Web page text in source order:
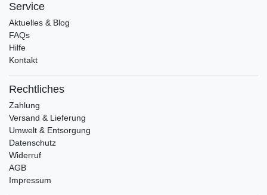
Service
Aktuelles & Blog
FAQs
Hilfe
Kontakt
Rechtliches
Zahlung
Versand & Lieferung
Umwelt & Entsorgung
Datenschutz
Widerruf
AGB
Impressum